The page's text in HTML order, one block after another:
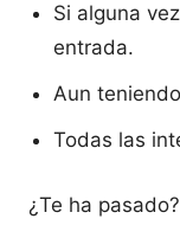
Si alguna
entrada.
Aun
Todas las
¿Te ha